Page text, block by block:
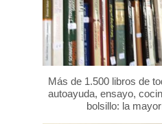
Más de 1.500 libros de
autoayuda, ensayo,
bolsillo: la